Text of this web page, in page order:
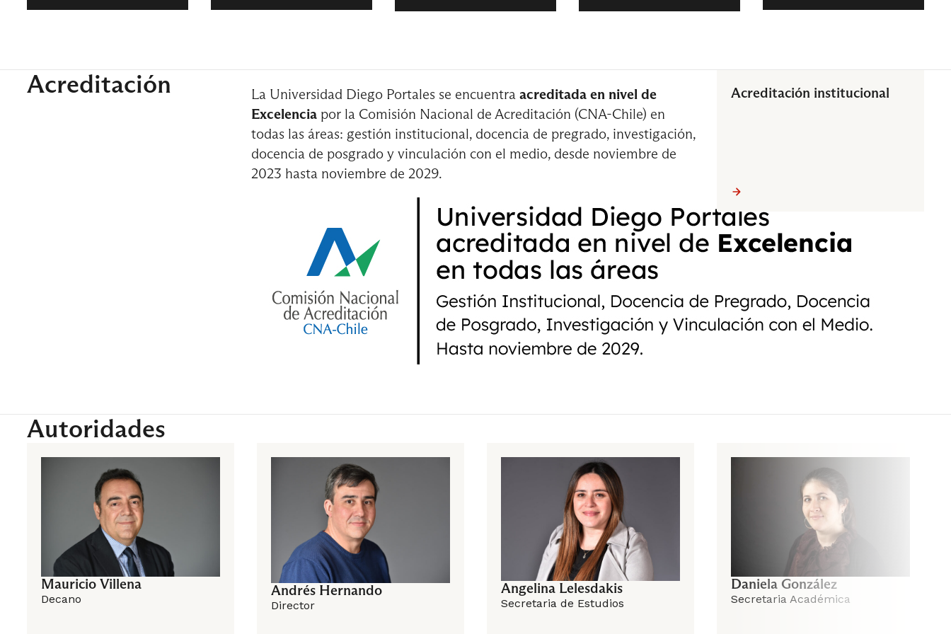
4° Semestre
Contabilidad II Curso de Inglés General Estadística II
Microeconomía II
5° Semestre
Curso de Inglés General Econometría I Estrategia
Macroeconomía II
Ciencia de Datos Curso de Formación General Gestión de Operaciones
Globalización y Sustentabilidad
Acreditación La Universidad Diego Portales se encuentra acreditada en nivel de
Excelencia por la Comisión Nacional de Acreditación (CNA-Chile) en
todas las áreas: gestión institucional, docencia de pregrado, investigación,
docencia de posgrado y vinculación con el medio, desde noviembre de
2023 hasta noviembre de 2029.
Acreditación institucional
Autoridades
Mauricio Villena
Decano
Andrés Hernando
Director
Angelina Lelesdakis
Secretaria de Estudios
Daniela González
Secretaria Académica